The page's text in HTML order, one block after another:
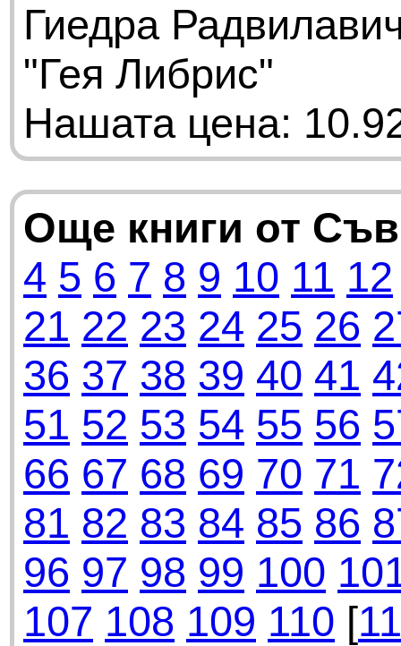
Гиедра
"Гея Либрис"
Нашата цена:
Още книги от
4 5 6 7 8 9 10 11 12
21 22 23 24 25 26
36 37 38 39 40 41
51 52 53 54 55 56
66 67 68 69 70 71
81 82 83 84 85 86
96 97 98 99 100
107 108 109 110 [